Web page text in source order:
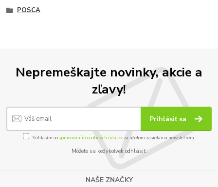
POSCA
Nepremeškajte novinky, akcie a
zľavy!
Prihlásiť sa
Súhlasím sospracovaním osobných údajov za účelom zasielania newslettera.
Môžete sa kedykoľvek odhlásiť.
NAŠE ZNAČKY